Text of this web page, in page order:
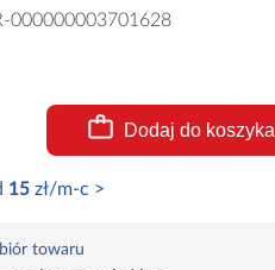
000000003701628
Dodaj do koszyka
15zł/m-c >
towaru